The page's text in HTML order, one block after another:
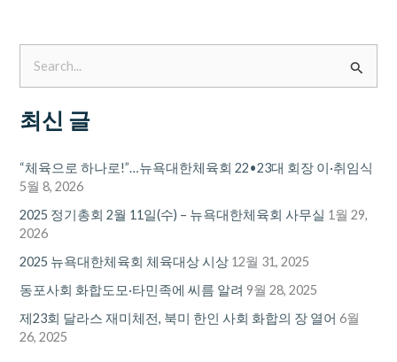
대
최신 글
“체육으로 하나로!”…뉴욕대한체육회 22•23대 회장 이·취임식
5월 8, 2026
2025 정기총회 2월 11일(수) – 뉴욕대한체육회 사무실 1월 29,
2026
2025 뉴욕대한체육회 체육대상 시상 12월 31, 2025
동포사회 화합도모·타민족에 씨름 알려 9월 28, 2025
제23회 달라스 재미체전, 북미 한인 사회 화합의 장 열어 6월
26, 2025